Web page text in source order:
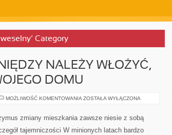
Category
NALEŻY WŁOŻYĆ,
DOMU
MOŻLIWOŚĆ KOMENTOWANIA WIELE
PIENIĘDZY
NALEŻY
W
ZOSTAŁA WYŁĄCZONA
zmiany mieszkania zawsze niesie z sobą
tajemniczości W minionych latach bardzo